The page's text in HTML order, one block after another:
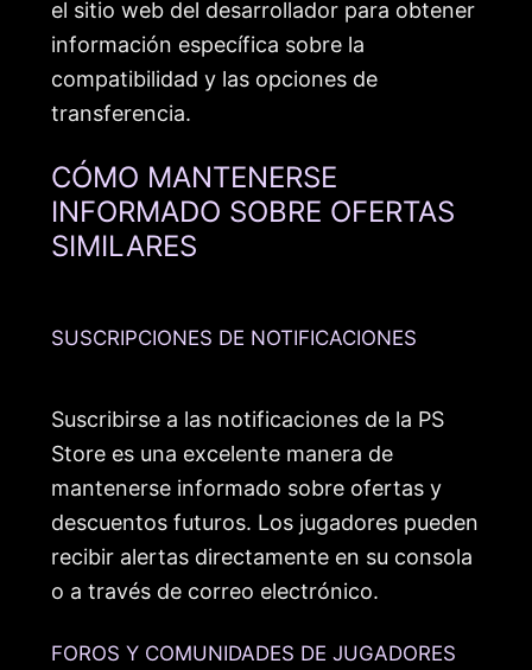
el sitio web del desarrollador para obtener
información específica sobre la
compatibilidad y las opciones de
transferencia.
CÓMO MANTENERSE
INFORMADO SOBRE OFERTAS
SIMILARES
SUSCRIPCIONES DE NOTIFICACIONES
Suscribirse a las notificaciones de la PS
Store es una excelente manera de
mantenerse informado sobre ofertas y
descuentos futuros. Los jugadores pueden
recibir alertas directamente en su consola
o a través de correo electrónico.
FOROS Y COMUNIDADES DE JUGADORES